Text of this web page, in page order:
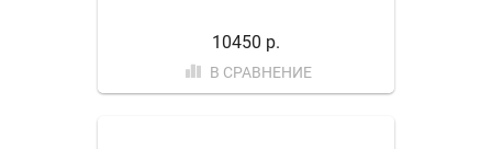
10450 р.
В СРАВНЕНИЕ